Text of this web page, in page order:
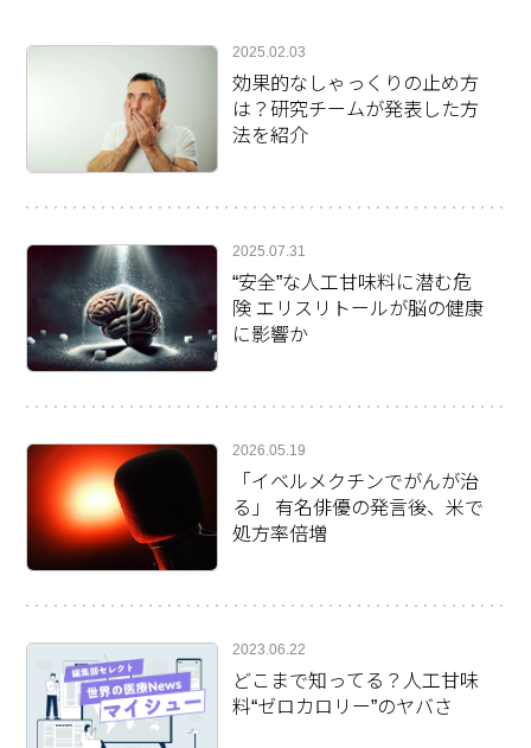
2025.02.03
効果的なしゃっくりの止め方
は？研究チームが発表した方
法を紹介
2025.07.31
“安全”な人工甘味料に潜む危
険 エリスリトールが脳の健康
に影響か
2026.05.19
「イベルメクチンでがんが治
る」 有名俳優の発言後、米で
処方率倍増
2023.06.22
どこまで知ってる？人工甘味
料“ゼロカロリー”のヤバさ